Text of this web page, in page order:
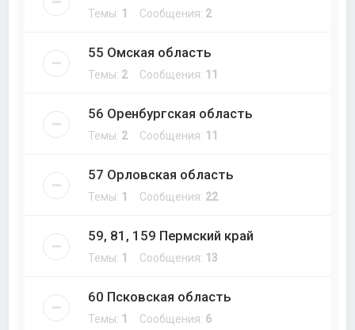
Темы: 1 Сообщения: 2
55 Омская область
Темы: 2Сообщения: 11
56 Оренбургская область
Темы: 2Сообщения: 11
57 Орловская область
Темы: 1 Сообщения: 22
59, 81, 159 Пермский край
Темы: 1 Сообщения: 13
60 Псковская область
Темы: 1 Сообщения: 6